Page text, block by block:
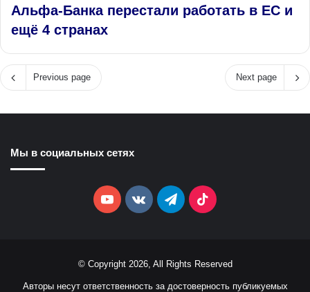
Альфа‑Банка перестали работать в ЕС и
ещё 4 странах
Previous page Next page
Мы в социальных сетях
YouTubevk.comTelegramTikTok
© Copyright 2026, All Rights Reserved
Авторы несут ответственность за достоверность публикуемых